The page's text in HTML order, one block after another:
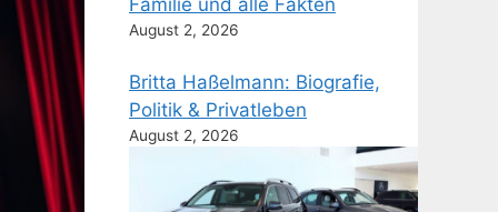
Familie und alle Fakten
August 2, 2026
Britta Haßelmann: Biografie,
Politik & Privatleben
August 2, 2026